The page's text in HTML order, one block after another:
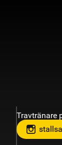
Travtränare